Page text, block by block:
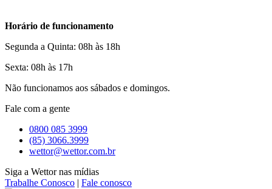
Horário de funcionamento
Segunda a Quinta: 08h às 18h
Sexta: 08h às 17h
Não funcionamos aos sábados e domingos.
Fale com a gente
0800 085 3999
(85) 3066.3999
wettor@wettor.com.br
Siga a Wettor nas mídias
Trabalhe Conosco | Fale conosco